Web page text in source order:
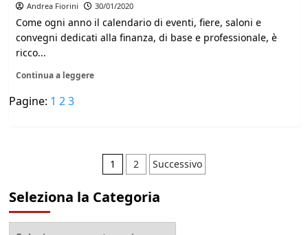
Andrea Fiorini 30/01/2020
Come ogni anno il calendario di eventi, fiere, saloni e
convegni dedicati alla finanza, di base e professionale, è
ricco...
Continua a leggere
Pagine: 1 2 3
Paginazione
degli
articoli
1 2 Successivo
Seleziona la Categoria